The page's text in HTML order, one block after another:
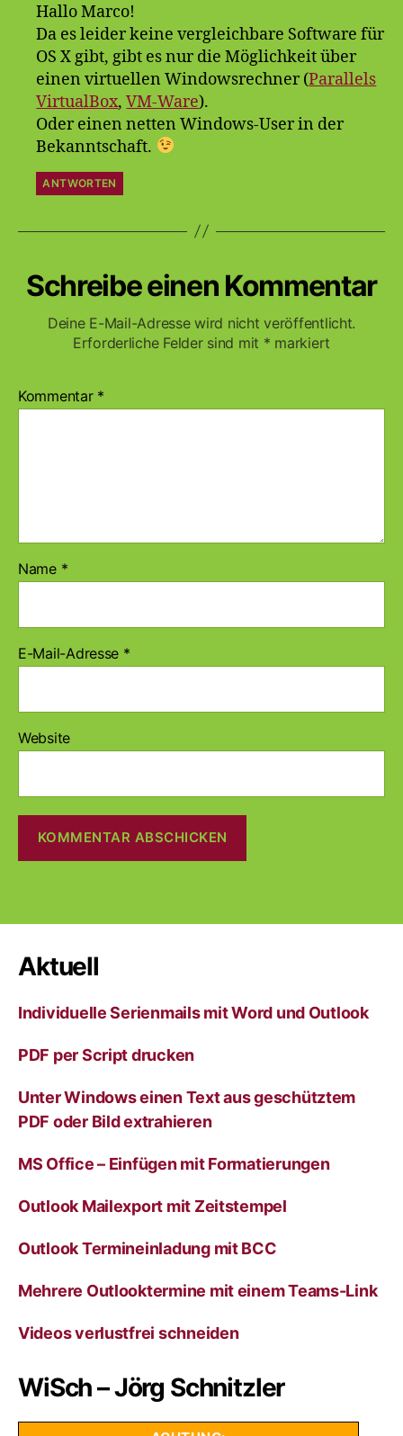
Hallo Marco!
Da es leider keine vergleichbare Software für
OS X gibt, gibt es nur die Möglichkeit über
einen virtuellen Windowsrechner (Parallels
VirtualBox,VM-Ware).
Oder einen netten Windows-User in der
Bekanntschaft.
ANTWORTEN
Schreibe einen Kommentar
Deine E-Mail-Adresse wird nicht veröffentlicht.
Erforderliche Felder sind mit * markiert
Kommentar *
Name *
E-Mail-Adresse *
Website
t
r
n
v
Aktuell
Individuelle Serienmails mit Word und Outlook
PDF per Script drucken
Unter Windows einen Text aus geschütztem
PDF oder Bild extrahieren
MS Office – Einfügen mit Formatierungen
Outlook Mailexport mit Zeitstempel
Outlook Termineinladung mit BCC
Mehrere Outlooktermine mit einem Teams-Link
Videos verlustfrei schneiden
WiSch – Jörg Schnitzler